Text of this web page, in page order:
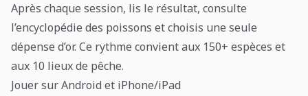
Après chaque session, lis le résultat, consulte
l’encyclopédie des poissons et choisis une seule
dépense d’or. Ce rythme convient aux 150+ espèces et
aux 10 lieux de pêche.
Jouer sur Android et iPhone/iPad